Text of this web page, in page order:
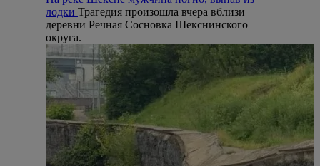
лодки Трагедия произошла вчера вблизи
деревни Речная Сосновка Шекснинского
округа.